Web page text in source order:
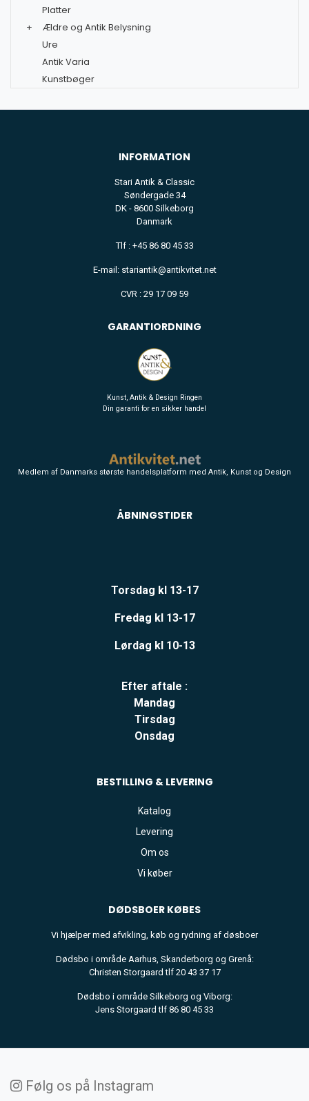
Platter
+
Ældre og Antik Belysning
Ure
Antik Varia
Kunstbøger
INFORMATION
Stari Antik & Classic
Søndergade 34
DK - 8600 Silkeborg
Danmark
Tlf : +45 86 80 45 33
E-mail: stariantik@antikvitet.net
CVR : 29 17 09 59
GARANTIORDNING
Kunst, Antik & Design Ringen
Din garanti for en sikker handel
Medlem af Danmarks største handelsplatform med Antik, Kunst og Design
ÅBNINGSTIDER
Torsdag kl 13-17
Fredag kl 13-17
Lørdag kl 10-13
Efter aftale :
Mandag
Tirsdag
Onsdag
BESTILLING & LEVERING
Katalog
Levering
Om os
Vi køber
DØDSBOER KØBES
Vi hjælper med afvikling, køb og rydning af døsboer
Dødsbo i område Aarhus, Skanderborg og Grenå:
Christen Storgaard tlf 20 43 37 17
Dødsbo i område Silkeborg og Viborg:
Jens Storgaard tlf 86 80 45 33
Følg os på Instagram